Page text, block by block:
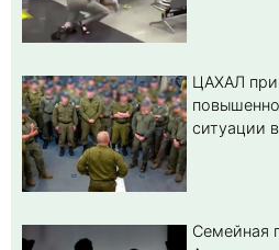
ЦАХАЛ
ситуации
Семейная